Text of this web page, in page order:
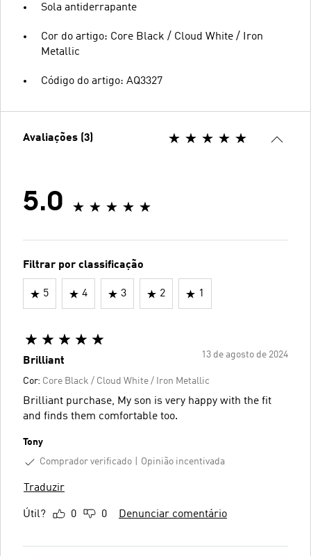
Sola antiderrapante
Cor do artigo: Core Black / Cloud White / Iron
Metallic
Código do artigo: AQ3327
Avaliações (3)
5.0
Filtrar por classificação
5 4 3 2 1
13 de agosto de 2024
Brilliant
Cor: Core Black / Cloud White / Iron Metallic
Brilliant purchase, My son is very happy with the fit
and finds them comfortable too.
Tony
Comprador verificado
Opinião incentivada
Traduzir
Útil? 0 0 Denunciar comentário